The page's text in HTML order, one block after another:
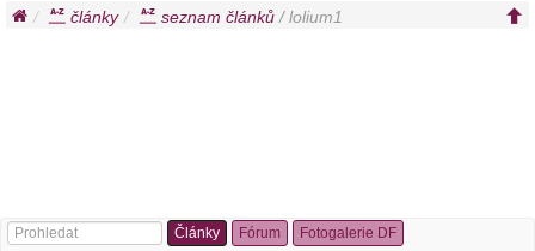
články seznam článků / lolium1
Články Fórum Fotogalerie DF